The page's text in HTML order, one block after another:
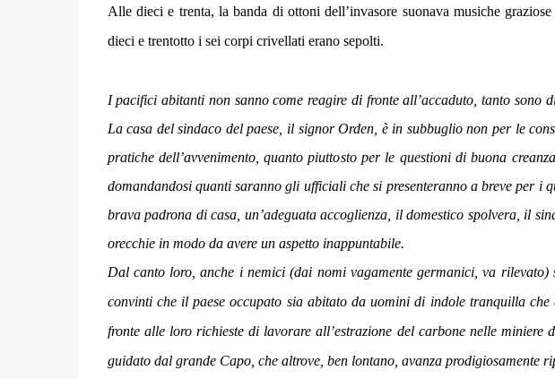
Alle dieci e trenta, la banda di ottoni dell’invasore suonava musiche
dieci e trentotto i sei corpi crivellati erano sepolti.
I pacifici abitanti non sanno come reagire di fronte all’accaduto, tanto sono
La casa del sindaco del paese, il signor Orden, è in subbuglio non per le
pratiche dell’avvenimento, quanto piuttosto per le questioni di buona
domandandosi quanti saranno gli ufficiali che si presenteranno a breve per i
brava padrona di casa, un’adeguata accoglienza, il domestico spolvera, il
orecchie in modo da avere un aspetto inappuntabile.
Dal canto loro, anche i nemici (dai nomi vagamente germanici, va rilevato)
convinti che il paese occupato sia abitato da uomini di indole tranquilla
fronte alle loro richieste di lavorare all’estrazione del carbone nelle miniere
guidato dal grande Capo, che altrove, ben lontano, avanza prodigiosamente